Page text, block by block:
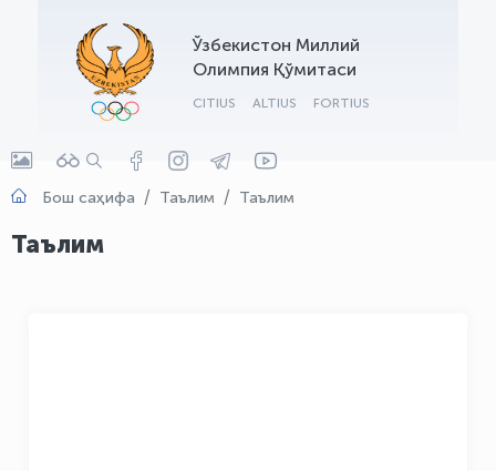
Ўзбекистон Миллий
Олимпия Қўмитаси
CITIUS ALTIUS FORTIUS
Бош саҳифа Таълим Таълим
Таълим
OLYMPCHIK AI - yordamchi
Онлайн · olympic.uz